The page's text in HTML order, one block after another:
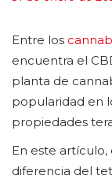
Entre los
encuentra el
planta de
popularidad en
propiedades
En este
diferencia del